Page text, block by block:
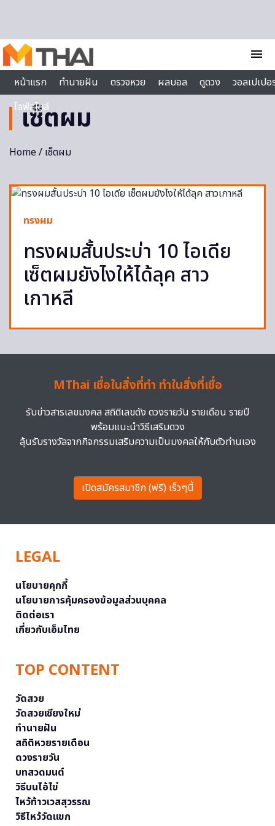
menu
หน้าแรก
ทำนายฝัน ตรวจหวย ผลบอล ดูดวง
วอลเปเป
ไลฟ์สไตล์
เซ็ตผม
Home/ เซ็ตผม
ทรงผม
ทรงผมสั้นประบ่า 10 ไอเดีย
เซ็ตผมยังไงให้ได้ลุค สาว
เกาหลี
MThai เชื่อในสิ่งที่ทำ ทำในสิ่งที่เชื่อ
รับข่าวสารเลขมงคล สถิติเลขดัง ดวงรายวัน รายเดือน รายปี
พร้อมแนะนำวิธีเสริมดวง
ลุ้นรับรางวัลจากกิจกรรมเสริมความเป็นมงคลให้กับตัวท่านเอง
เปิดสมัครสมาชิก (ฟรี) เร็วๆนี้
LEGAL
นโยบายคุกกี้
นโยบายการคุ้มครองข้อมูลส่วนบุคคล
ติดต่อเรา
เกี่ยวกับเอ็มไทย
TOP CONTENT
วัดสวย
วัดสวยเชียงใหม่
ทำนายฝัน
สถิติหวยรายเดือน
ดวงรายวัน
บทสวดมนต์
วิธีบนไอ้ไข่
ไหว้ท้าวเวสสุวรรณ
วิธีไหว้วัดแขก